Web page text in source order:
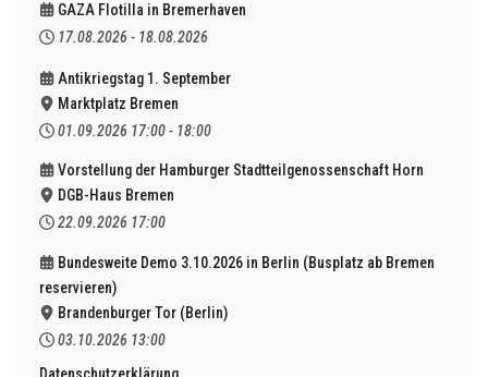
GAZA Flotilla in Bremerhaven
17.08.2026 - 18.08.2026
Antikriegstag 1. September
Marktplatz Bremen
01.09.2026 17:00 - 18:00
Vorstellung der Hamburger Stadtteilgenossenschaft Horn
DGB-Haus Bremen
22.09.2026 17:00
Bundesweite Demo 3.10.2026 in Berlin (Busplatz ab Bremen
reservieren)
Brandenburger Tor (Berlin)
03.10.2026 13:00
Datenschutzerklärung